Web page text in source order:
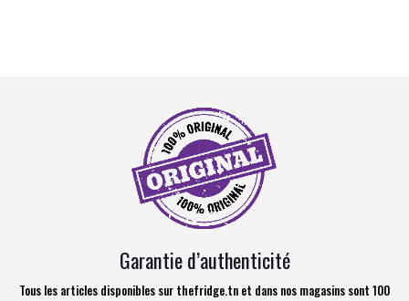
Garantie d’authenticité
Tous les articles disponibles sur thefridge.tn et dans nos magasins sont 100